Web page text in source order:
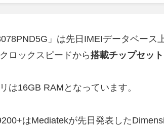
」は先日IMEIデータベース
ロックスピードから搭載チップセッ
は16GB RAMとなっています。
はMediatekが先日発表した